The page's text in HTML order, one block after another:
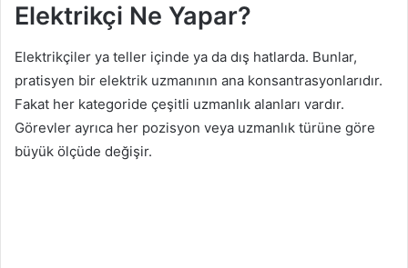
Elektrikçi Ne Yapar?
Elektrikçiler ya teller içinde ya da dış hatlarda. Bunlar,
pratisyen bir elektrik uzmanının ana konsantrasyonlarıdır.
Fakat her kategoride çeşitli uzmanlık alanları vardır.
Görevler ayrıca her pozisyon veya uzmanlık türüne göre
büyük ölçüde değişir.